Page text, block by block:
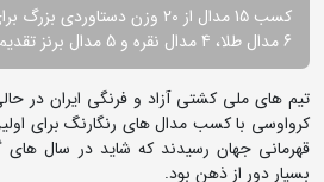
کسب 15 مدال از 20 وزن دستاوردی بزرگ برای ورزش ایران
6 مدال طلا، 4 مدال نقره و 5 مدال برنز تقدیم به ملت شریف ایران
کرواوسی با کسب مدال های رنگارنگ برای
قهرمانی جهان رسیدند که شاید در سال های
بسیار دور از ذهن بود.